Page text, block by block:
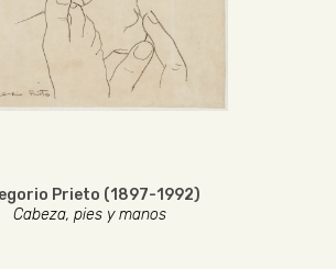
Prieto (1897-1992)
Cabeza, pies y manos